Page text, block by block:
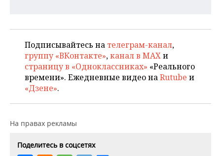
Подписывайтесь на телеграм-канал,
группу «ВКонтакте»,канал в MAXи
страницу в «Одноклассниках» «Реального
времени». Ежедневные видео наRutube и
«Дзене».
На правах рекламы
Поделитесь в соцсетях